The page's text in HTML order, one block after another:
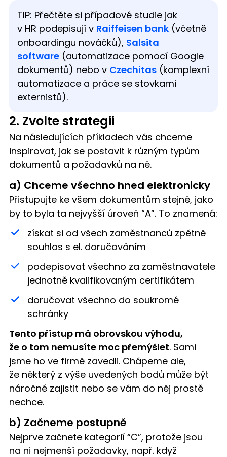
TIP: Přečtěte si případové studie jak
v HR podepisují v Raiffeisen bank (včetně
onboardingu nováčků), Salsita
software (automatizace pomocí Google
dokumentů) nebo v Czechitas (komplexní
automatizace a práce se stovkami
externistů).
2. Zvolte strategii
Na následujících příkladech vás chceme
inspirovat, jak se postavit k různým typům
dokumentů a požadavků na ně.
a) Chceme všechno hned elektronicky
Přistupujte ke všem dokumentům stejně, jako
by to byla ta nejvyšší úroveň “A”. To znamená:
získat si od všech zaměstnanců zpětně
souhlas s el. doručováním
podepisovat všechno za zaměstnavatele
jednotně kvalifikovaným certifikátem
doručovat všechno do soukromé
schránky
Tento přístup má obrovskou výhodu,
že o tom nemusíte moc přemýšlet. Sami
jsme ho ve firmě zavedli. Chápeme ale,
že některý z výše uvedených bodů může být
náročné zajistit nebo se vám do něj prostě
nechce.
b) Začneme postupně
Nejprve začnete kategorií “C”, protože jsou
na ni nejmenší požadavky, např. když